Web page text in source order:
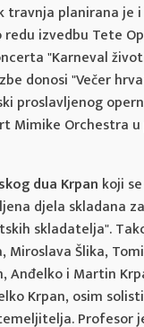
travnja planirana
izvedbu Tete
"Karneval
donosi "Večer
proslavljenog
Mimike Orchestra
dua Krpan koji
djela skladana
skladatelja".
Šlika,
Anđelko i Martin
Krpan, osim
Profesor